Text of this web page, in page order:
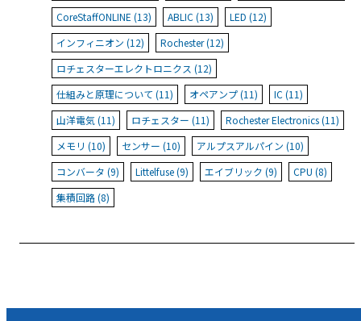
CoreStaffONLINE (13)
ABLIC (13)
LED (12)
インフィニオン (12)
Rochester (12)
ロチェスターエレクトロニクス (12)
仕組みと原理について (11)
オペアンプ (11)
IC (11)
山洋電気 (11)
ロチェスター (11)
Rochester Electronics (11)
メモリ (10)
センサー (10)
アルプスアルパイン (10)
コンバータ (9)
Littelfuse (9) エイブリック (9)
CPU (8)
集積回路 (8)